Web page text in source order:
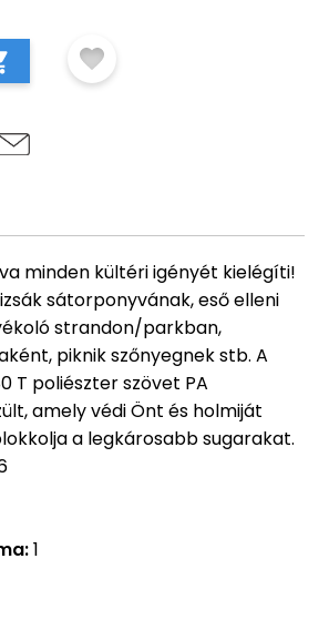
minden kültéri igényét kielégíti!
sátorponyvának, eső elleni
strandon/parkban,
piknik szőnyegnek stb. A
T poliészter szövet PA
amely védi Önt és holmiját
a legkárosabb sugarakat.
1